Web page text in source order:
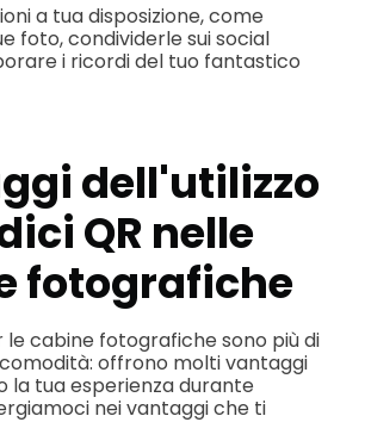
a tua disposizione, come
foto, condividerle sui social
i ricordi del tuo fantastico
dell'utilizzo
QR nelle
fotografiche
le cabine fotografiche sono più di
offrono molti vantaggi
la tua esperienza durante
nei vantaggi che ti